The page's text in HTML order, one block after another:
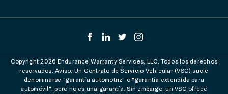
Copyright 2026 Endurance Warranty Services, LLC. Todos los derechos
reservados. Aviso: Un Contrato de Servicio Vehicular (VSC) suele
denominarse "garantía automotriz" o "garantía extendida para
automóvil", pero no es una garantía. Sin embargo, un VSC ofrece